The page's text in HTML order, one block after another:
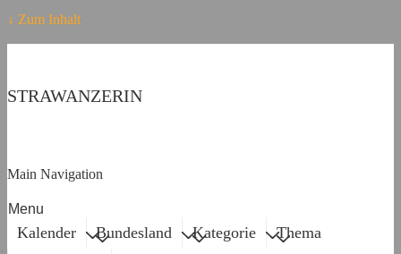
↓ Zum Inhalt
STRAWANZERIN
Main Navigation
Menu
Kalender Bundesland Kategorie
Thema